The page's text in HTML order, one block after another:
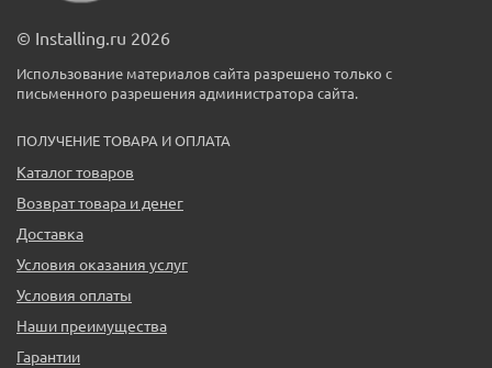
© Installing.ru 2026
Использование материалов сайта разрешено только с
письменного разрешения администратора сайта.
ПОЛУЧЕНИЕ ТОВАРА И ОПЛАТА
Каталог товаров
Возврат товара и денег
Доставка
Условия оказания услуг
Условия оплаты
Наши преимущества
Гарантии